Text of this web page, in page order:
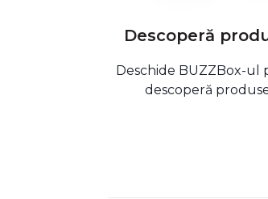
Descoperă
Deschide BUZZBox-ul
descoperă